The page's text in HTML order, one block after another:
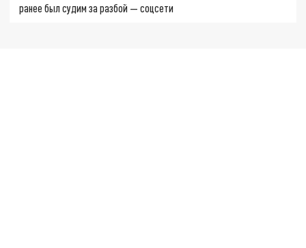
ранее был судим за разбой — соцсети